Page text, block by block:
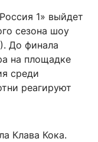
1» выйдет
сезона шоу
До финала
на площадке
среди
реагируют
Клава Кока.